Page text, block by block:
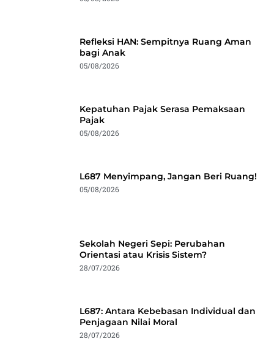
Refleksi HAN: Sempitnya Ruang Aman
bagi Anak
05/08/2026
Kepatuhan Pajak Serasa Pemaksaan
Pajak
05/08/2026
L687 Menyimpang, Jangan Beri Ruang!
05/08/2026
Sekolah Negeri Sepi: Perubahan
Orientasi atau Krisis Sistem?
28/07/2026
L687: Antara Kebebasan Individual dan
Penjagaan Nilai Moral
28/07/2026